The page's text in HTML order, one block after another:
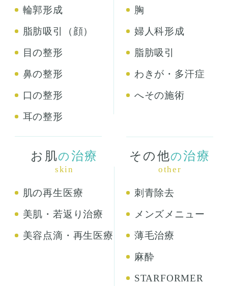
輪郭形成
脂肪吸引（顔）
目の整形
鼻の整形
口の整形
耳の整形
胸
婦人科形成
脂肪吸引
わきが・多汗症
へその施術
お肌の 治療
skin
肌の再生医療
美肌・若返り治療
美容点滴・再生医療
その他の治療
other
刺青除去
メンズメニュー
薄毛治療
麻酔
STARFORMER